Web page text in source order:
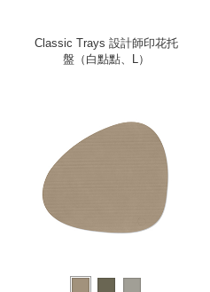
Classic Trays 設計師印花托
盤（白點點、L）